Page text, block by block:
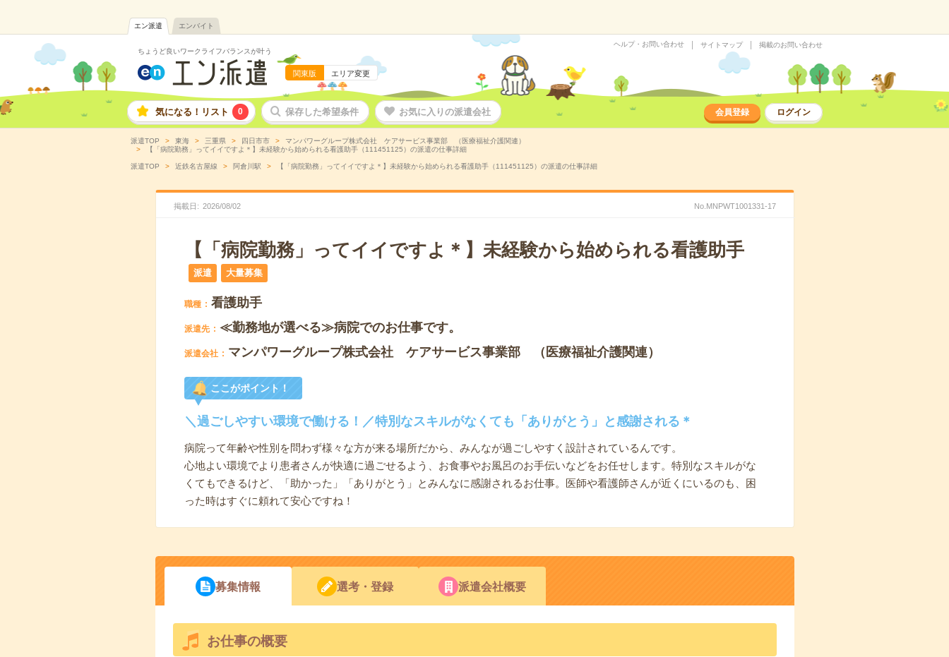
エン派遣 エンバイト
ちょうど良いワークライフバランスが叶う
関東版 エリア変更
ヘルプ・お問い合わせ サイトマップ 掲載のお問い合わせ
気になる！リスト 0 保存した希望条件 お気に入りの派遣会社 会員登録 ログイン
派遣TOP 東海 三重県 四日市市
マンパワーグループ株式会社 ケアサービス事業部 （医療福祉介護関連）
【「病院勤務」ってイイですよ＊】未経験から始められる看護助手（111451125）の派遣の仕事詳細
派遣TOP 近鉄名古屋線 阿倉川駅 【「病院勤務」ってイイですよ＊】未経験から始められる看護助手（111451125）の派遣の仕事詳細
掲載日 2026/08/02 No.MNPWT1001331-17
【「病院勤務」ってイイですよ＊】未経験から始められる看護助手
派遣 大量募集
職種 看護助手
派遣先 ≪勤務地が選べる≫病院でのお仕事です。
派遣会社 マンパワーグループ株式会社 ケアサービス事業部 （医療福祉介護関連）
ここがポイント！
＼過ごしやすい環境で働ける！／特別なスキルがなくても「ありがとう」と感謝される＊
病院って年齢や性別を問わず様々な方が来る場所だから、みんなが過ごしやすく設計されているんです。
心地よい環境でより患者さんが快適に過ごせるよう、お食事やお風呂のお手伝いなどをお任せします。特別なスキルがな
くてもできるけど、「助かった」「ありがとう」とみんなに感謝されるお仕事。医師や看護師さんが近くにいるのも、困
った時はすぐに頼れて安心ですね！
募集情報 選考・登録 派遣会社概要
お仕事の概要